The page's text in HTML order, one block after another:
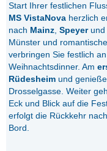
Start Ihrer festlichen
MS VistaNova herzlich
nach Mainz,Speyerund
Münster und
verbringen Sie festlich
Weihnachtsdinner. Am
Rüdesheim und
Drosselgasse. Weiter
Eck und Blick auf die
erfolgt die Rückkehr nach
Bord.